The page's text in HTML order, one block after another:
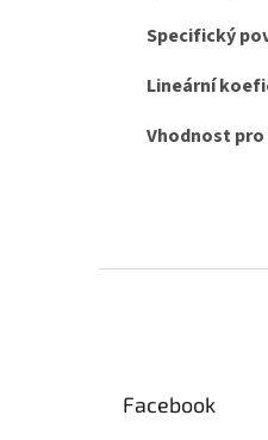
Specifický
Lineární
Vhodnost
Facebook